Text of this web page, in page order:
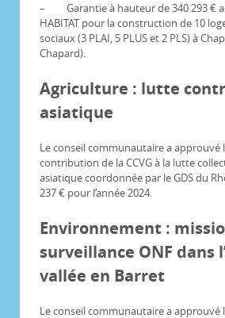
– Garantie à hauteur de 340 293 €
HABITAT pour la construction de 10
sociaux (3 PLAI, 5 PLUS et 2 PLS) à
Chapard).
Agriculture : lutte
asiatique
Le conseil communautaire a approuvé
contribution de la CCVG à la lutte
asiatique coordonnée par le GDS du
237 € pour l’année 2024.
Environnement :
surveillance ONF dans
vallée en Barret
Le conseil communautaire a approuvé